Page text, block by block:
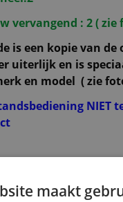
vervangend : 2( zie
is een kopie van
uiterlijk en is
en model ( zie
NIET
maakt